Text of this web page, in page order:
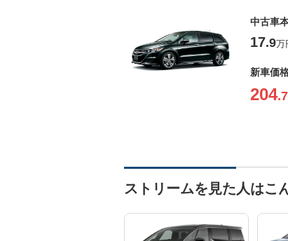
中古車
17.9万
新車価
204.7
ストリームを見た人はこ